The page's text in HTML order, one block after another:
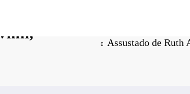
Assustado de Ruth